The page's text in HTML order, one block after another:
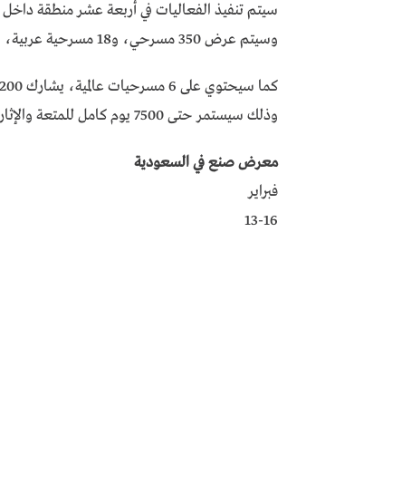
وسيتم عرض 350 مسرحي، و18 مسرحية عربية، وسيكون هناك 100 تجربة تفاعلية.
وذلك سيستمر حتى 7500 يوم كامل للمتعة والإثارة.
معرض صنع في السعودية
فبراير
13-16